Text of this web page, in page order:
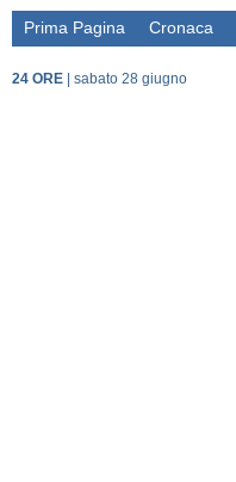
Prima Pagina Cronaca
24 ORE sabato 28 giugno